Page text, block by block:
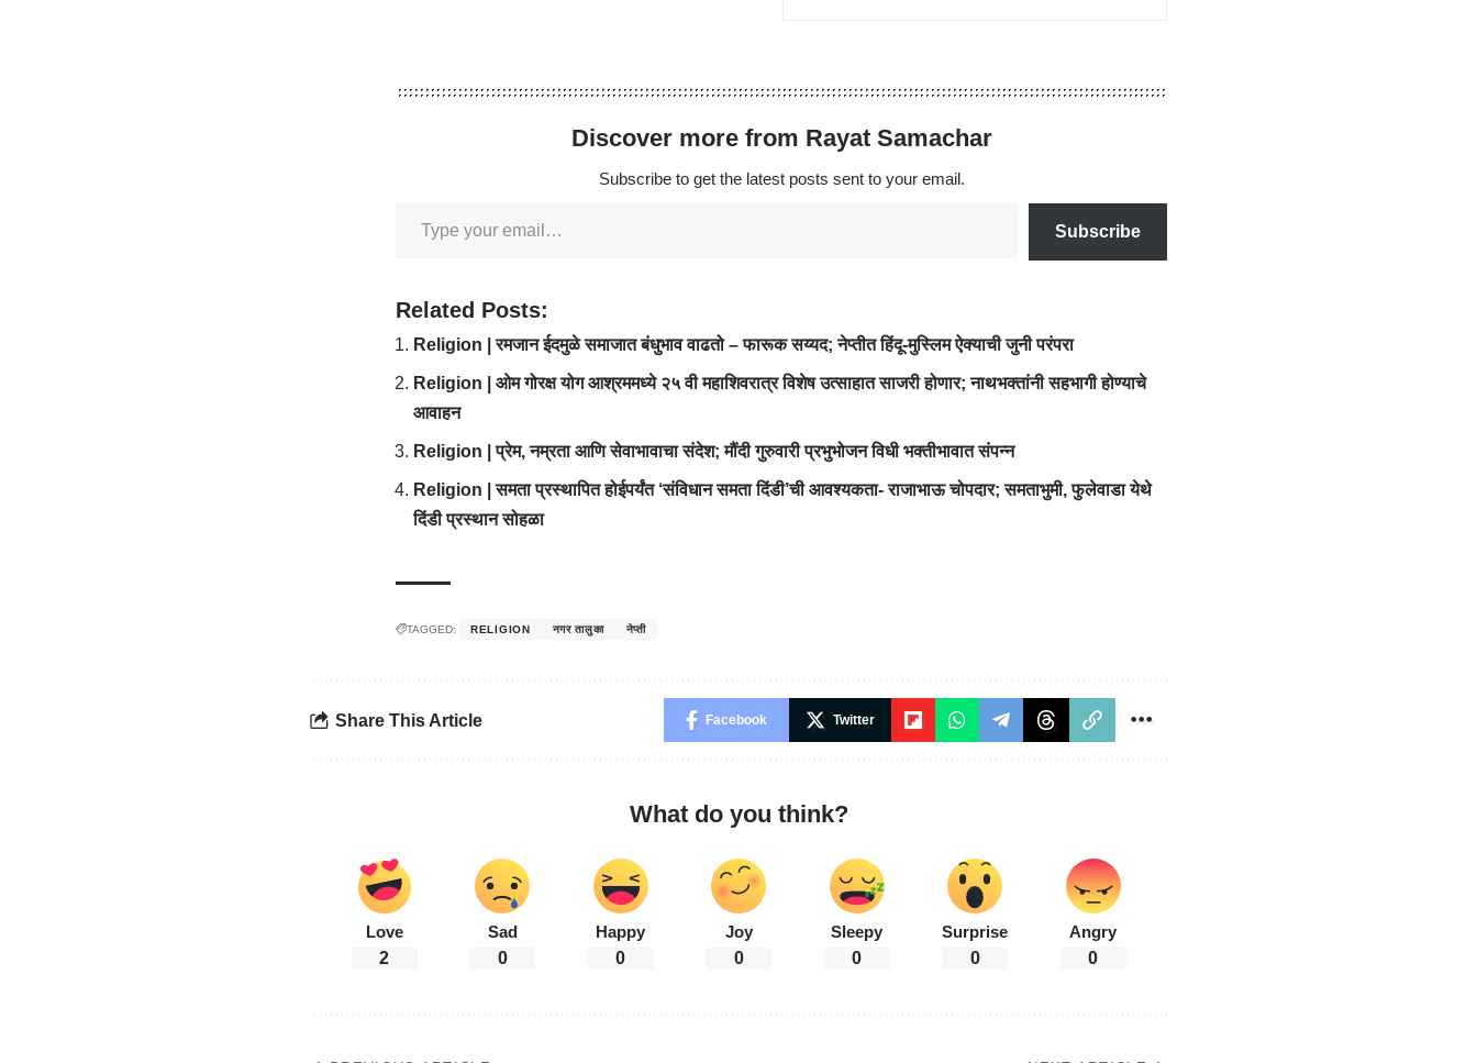
Discover more from Rayat Samachar
Subscribe to get the latest posts sent to your email.
Subscribe
Related Posts:
Religion | रमजान ईदमुळे समाजात बंधुभाव वाढतो – फारूक सय्यद; नेप्तीत हिंदू-मुस्लिम ऐक्याची जुनी परंपरा
Religion | ओम गोरक्ष योग आश्रममध्ये २५ वी महाशिवरात्र विशेष उत्साहात साजरी होणार; नाथभक्तांनी सहभागी होण्याचे
आवाहन
Religion | प्रेम, नम्रता आणि सेवाभावाचा संदेश; मौंदी गुरुवारी प्रभुभोजन विधी भक्तीभावात संपन्न
Religion | समता प्रस्थापित होईपर्यंत ‘संविधान समता दिंडी’ची आवश्यकता- राजाभाऊ चोपदार; समताभुमी, फुलेवाडा येथे
दिंडी प्रस्थान सोहळा
TAGGED: RELIGION नगर तालुका नेप्ती
Share This Article Facebook Twitter
What do you think?
Love
2
Sad
0
Happy
0
Joy
0
Sleepy
0
Surprise
0
Angry
0